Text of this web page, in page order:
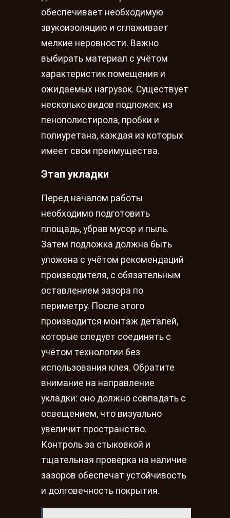
обеспечивает необходимую
звукоизоляцию и сглаживает
мелкие неровности. Важно
выбирать материал с учётом
характеристик помещения и
ожидаемых нагрузок. Существует
несколько видов подложек: из
пенополистирола, пробки и
полиуретана, каждая из которых
имеет свои преимущества.
Этап укладки
Перед началом работы
необходимо подготовить
площадь, убрав мусор и пыль.
Затем подложка должна быть
уложена с учётом рекомендаций
производителя, с обязательным
оставлением зазора по
периметру. После этого
производится монтаж деталей,
которые следует соединять с
учётом технологии без
использования клея. Обратите
внимание на направление
укладки: оно должно совпадать с
освещением, что визуально
увеличит пространство.
Контроль за стыковкой и
тщательная проверка на наличие
зазоров обеспечат устойчивость
и долговечность покрытия.